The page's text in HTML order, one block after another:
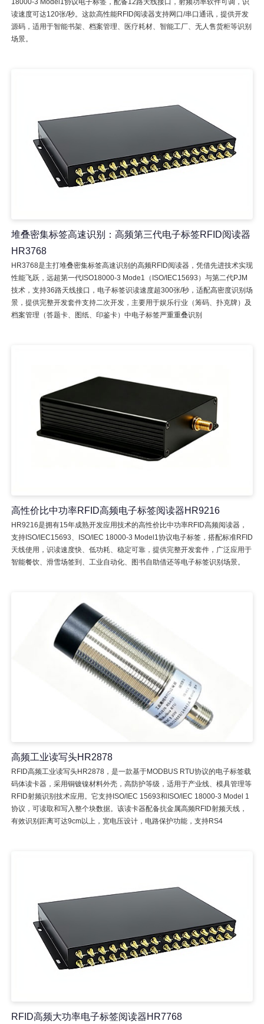
18000-3 Model1协议电子标签，配备12路天线接口，射频功率软件可调，识
读速度可达120张/秒。这款高性能RFID阅读器支持网口/串口通讯，提供开发
源码，适用于智能书架、档案管理、医疗耗材、智能工厂、无人售货柜等识别
场景。
堆叠密集标签高速识别：高频第三代电子标签RFID阅读器
HR3768
HR3768是主打堆叠密集标签高速识别的高频RFID阅读器，凭借先进技术实现
性能飞跃，远超第一代ISO18000-3 Mode1（ISO/IEC15693）与第二代PJM
技术，支持36路天线接口，电子标签识读速度超300张/秒，适配高密度识别场
景，提供完整开发套件支持二次开发，主要用于娱乐行业（筹码、扑克牌）及
档案管理（答题卡、图纸、印鉴卡）中电子标签严重重叠识别
高性价比中功率RFID高频电子标签阅读器HR9216
HR9216是拥有15年成熟开发应用技术的高性价比中功率RFID高频阅读器，
支持ISO/IEC15693、ISO/IEC 18000-3 Model1协议电子标签，搭配标准RFID
天线使用，识读速度快、低功耗、稳定可靠，提供完整开发套件，广泛应用于
智能餐饮、滑雪场签到、工业自动化、图书自助借还等电子标签识别场景。
高频工业读写头HR2878
RFID高频工业读写头HR2878，是一款基于MODBUS RTU协议的电子标签载
码体读卡器，采用铜镀镍材料外壳，高防护等级，适用于产业线、模具管理等
RFID射频识别技术应用。它支持ISO/IEC 15693和ISO/IEC 18000-3 Model 1
协议，可读取和写入整个块数据。该读卡器配备抗金属高频RFID射频天线，
有效识别距离可达9cm以上，宽电压设计，电路保护功能，支持RS4
RFID高频大功率电子标签阅读器HR7768